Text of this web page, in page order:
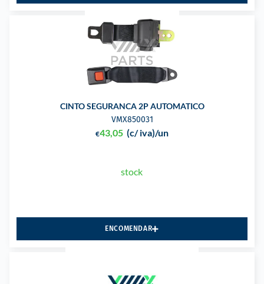
CINTO SEGURANCA 2P AUTOMATICO
VMX850031
€43,05 (c/ iva)/un
stock
ENCOMENDAR